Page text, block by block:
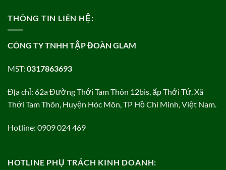
THÔNG TIN LIÊN HỆ:
CÔNG TY TNHH TẬP ĐOÀN GLAM
MST: 0317863693
Địa chỉ: 62a Đường Thới Tam Thôn 12bis, ấp Thới Tứ, Xã
Thới Tam Thôn, Huyện Hóc Môn, TP Hồ Chí Minh, Việt Nam.
Hotline: 0909 024 469
HOTLINE PHỤ TRÁCH KINH DOANH: